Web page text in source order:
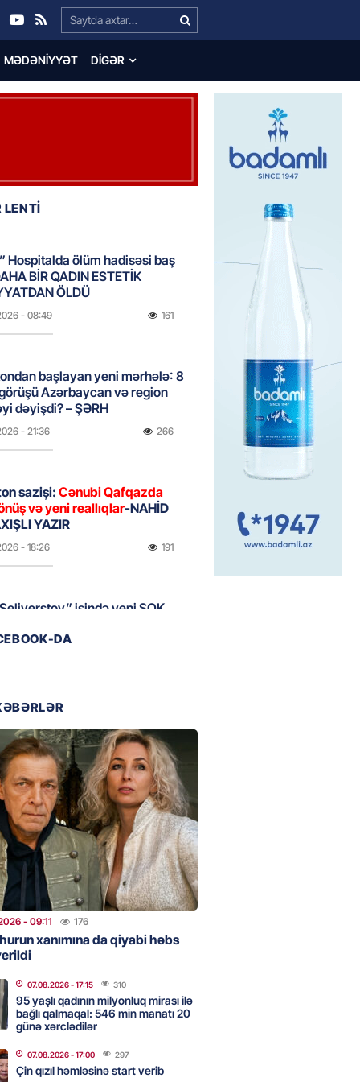
Search…
MƏDƏNIYYƏT DIGƏR
Hospitalda ölüm hadisəsi baş
BİR QADIN ESTETİK
ÖLDÜ
- 08:49 161
başlayan yeni mərhələ: 8
Azərbaycan və region
dəyişdi? – ŞƏRH
- 21:36 266
sazişi:Cənubi Qafqazda
və yeni reallıqlar-NAHİD
YAZIR
- 18:26 191
işində yeni ŞOK
sürətli qaçış
evlənməsə yaxşıdır” —
- 15:37 204
İlham Əliyev müharibəni
həm də sülhü qazandı!” –
- 14:50 171
oğlu türkcə danışdı
- 14:39
Prezident İlham Əliyevə
DA
- 09:11 176
xanımına da qiyabi həbs
07.08.2026- 17:15 310
95 yaşlı qadının milyonluq mirası ilə
bağlı qalmaqal: 546 min manatı 20
günə xərclədilər
07.08.2026- 17:00 297
Çin qızıl həmləsinə start verib